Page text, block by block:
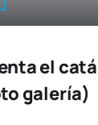
el
galería)